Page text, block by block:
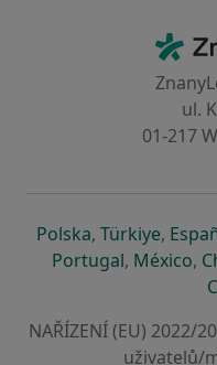
ul.
01-217
Polskase otevře v
, Türkiyese
,
Portugalse otevře
, México,
NAŘÍZENÍ (EU) 2022/
uživatelů/